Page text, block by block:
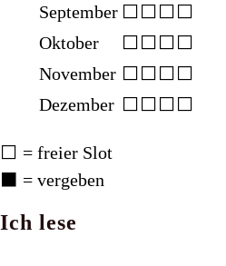
September ⬜⬜⬜⬜
Oktober
⬜⬜⬜⬜
November ⬜⬜⬜⬜
Dezember ⬜⬜⬜⬜
⬜ = freier Slot
⬛ = vergeben
Ich lese